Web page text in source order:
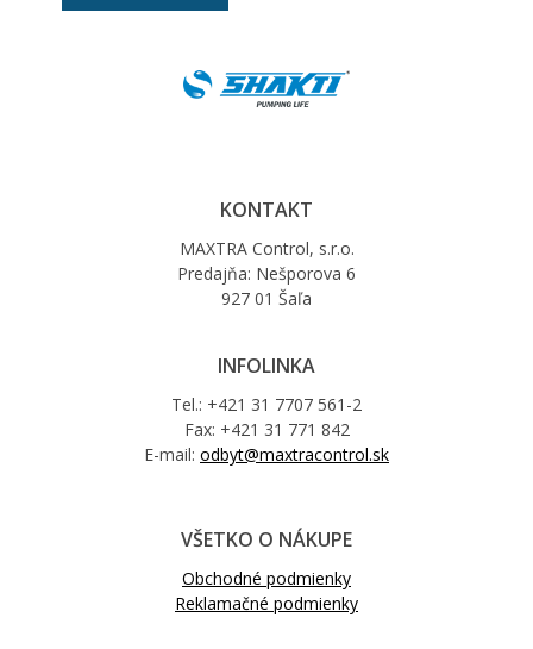
KONTAKT
MAXTRA Control, s.r.o.
Predajňa: Nešporova 6
927 01 Šaľa
INFOLINKA
Tel.: +421 31 7707 561-2
Fax: +421 31 771 842
E-mail: odbyt@maxtracontrol.sk
VŠETKO O NÁKUPE
Obchodné podmienky
Reklamačné podmienky